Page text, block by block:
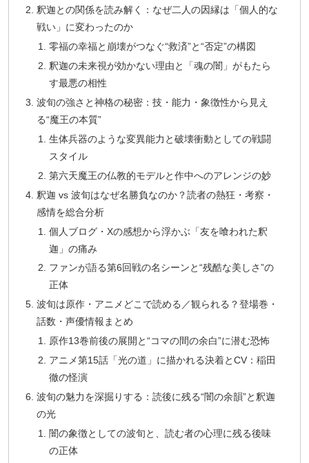
釈迦との関係を読み解く：なぜ二人の因縁は「個人的な
戦い」に変わったのか
零福の幸福と崩壊がつなぐ“救済”と“否定”の構図
釈迦の未来視が効かない理由と「魂の闇」がもたら
す最悪の相性
波旬の強さと神格の秘密：技・能力・象徴性から見え
る“魔王の本質”
生体兵器のような変異能力と破壊衝動としての戦闘
スタイル
第六天魔王の仏教的モデルと作中へのアレンジの妙
釈迦 vs 波旬はなぜ名勝負なのか？読者の熱狂・考察・
感情を総合分析
個人ブログ・Xの感想から浮かぶ「友を喰われた釈
迦」の痛み
ファンが語る第6回戦の名シーンと“残酷な美しさ”の
正体
波旬は原作・アニメどこで読める／観られる？登場巻・
話数・声優情報まとめ
原作13巻前後の展開と“コマの間の余白”に潜む恐怖
アニメ第15話「光の道」に描かれる決着とCV：稲田
徹の怪演
波旬の魅力を深掘りする：読後に残る“闇の余韻”と釈迦
の光
闇の象徴としての波旬と、読む者の心理に残る後味
の正体